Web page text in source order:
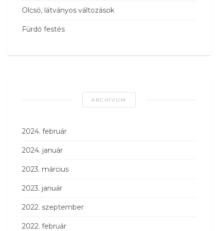
Olcsó, látványos változások
Fürdő festés
ARCHÍVUM
2024. február
2024. január
2023. március
2023. január
2022. szeptember
2022. február